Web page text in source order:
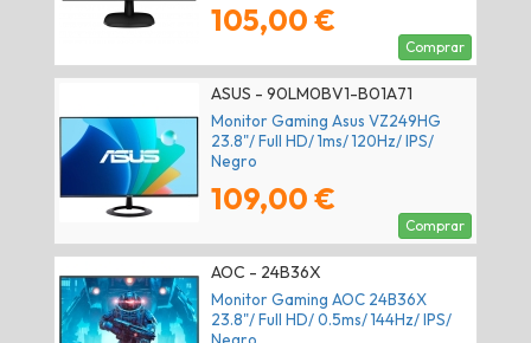
105,00 €
Comprar
ASUS - 90LM0BV1-B01A71
Monitor Gaming Asus VZ249HG
23.8"/ Full HD/ 1ms/ 120Hz/ IPS/
Negro
109,00 €
Comprar
AOC - 24B36X
Monitor Gaming AOC 24B36X
23.8"/ Full HD/ 0.5ms/ 144Hz/ IPS/
Negro